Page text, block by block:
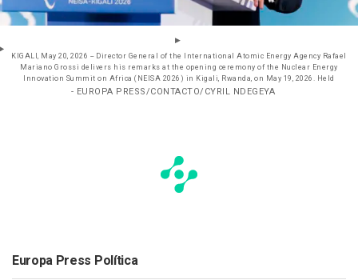
KIGALI, May 20, 2026 -- Director General of the International Atomic Energy Agency Rafael
Mariano Grossi delivers his remarks at the opening ceremony of the Nuclear Energy
Innovation Summit on Africa (NEISA 2026) in Kigali, Rwanda, on May 19, 2026. Held
- EUROPA PRESS/CONTACTO/CYRIL NDEGEYA
Europa Press Política